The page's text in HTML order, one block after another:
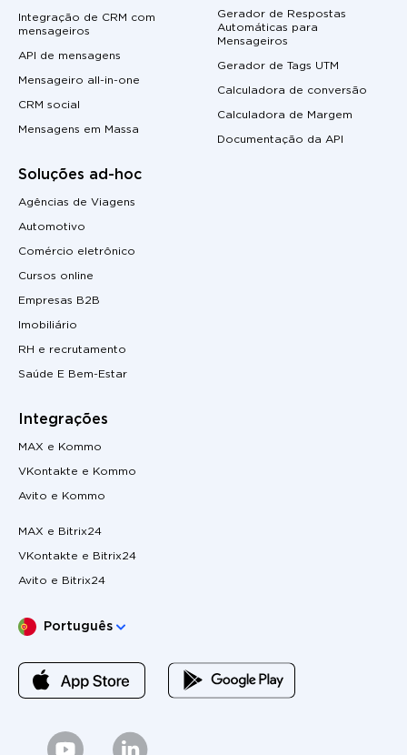
Integração de CRM com
mensageiros
API de mensagens
Mensageiro all-in-one
CRM social
Mensagens em Massa
Soluções ad-hoc
Agências de Viagens
Automotivo
Comércio eletrônico
Cursos online
Empresas B2B
Imobiliário
RH e recrutamento
Saúde E Bem-Estar
Integrações
MAX e Kommo
VKontakte e Kommo
Avito e Kommo
MAX e Bitrix24
VKontakte e Bitrix24
Avito e Bitrix24
Gerador de Respostas
Automáticas para
Mensageiros
Gerador de Tags UTM
Calculadora de conversão
Calculadora de Margem
Documentação da API
Escolha o seu idioma
Português